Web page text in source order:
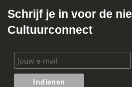
Schrijf je in voor de
Cultuurconnect